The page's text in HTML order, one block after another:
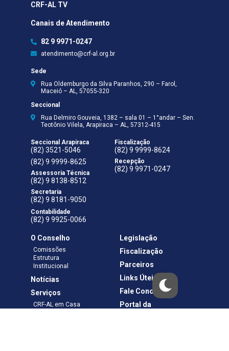
CRF-AL TV
Canais de Atendimento
82 9 9971-0247
atendimento@crf-al.org.br
Sede
Rua Oldemburgo da Silva Paranhos, 290 – Farol,
Maceió – AL, 57055-320
Seccional
Rua Delmiro Gouveia, 1382 – sala 01 – 1°andar – Sen.
Teotônio Vilela, Arapiraca – AL, 57312-415
Seccional Arapiraca
(82) 3521-5046
(82) 9 9999-8625
Assessoria Técnica
(82) 9 8138-8512
Secretaria
(82) 9 8181-9050
Contabilidade
(82) 9 9925-0066
Fiscalização
(82) 9 9999-8624
Recepção
(82) 9 9971-0247
O Conselho
Comissões
Estrutura
Institucional
Notícias
Serviços
CRF-AL em Casa
Legislação
Fiscalização
Parceiros
Links Úteis
Fale Conosco
Portal da